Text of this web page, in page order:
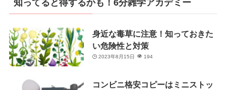
ー
知ってると得するかも！6分雑学アカデミー
身近な毒草に注意！知っておきた
い危険性と対策
2023年8月15日 194
コンビニ格安コピーはミニストッ